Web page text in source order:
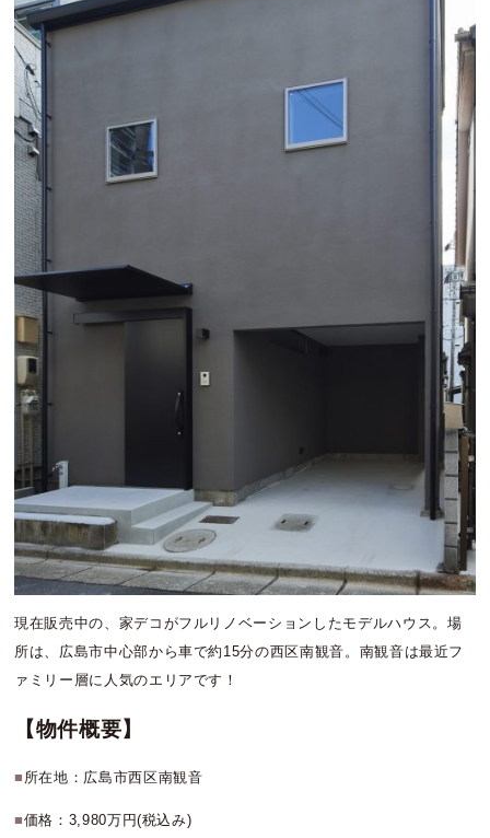
現在販売中の、家デコがフルリノベーションしたモデルハウス。場
所は、広島市中心部から車で約15分の西区南観音。南観音は最近フ
ァミリー層に人気のエリアです！
【物件概要】
■ 所在地：広島市西区南観音
■価格：3,980万円(税込み)